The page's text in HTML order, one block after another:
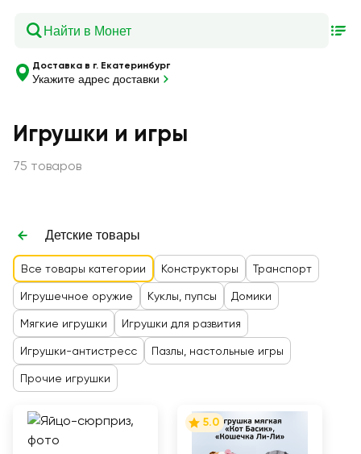
Доставка в г. Екатеринбург
Укажите адрес доставки
Игрушки и игры
75 товаров
Детские товары
Все товары категории Конструкторы Транспорт
Игрушечное оружие Куклы, пупсы Домики
Мягкие игрушки Игрушки для развития
Игрушки-антистресс Пазлы, настольные игры
Прочие игрушки
5.0